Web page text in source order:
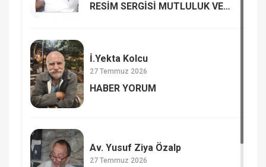
RESİM SERGİSİ MUTLULUK VE
İ.Yekta Kolcu
27 Temmuz 2026
HABER YORUM
Av. Yusuf Ziya Özalp
27 Temmuz 2026